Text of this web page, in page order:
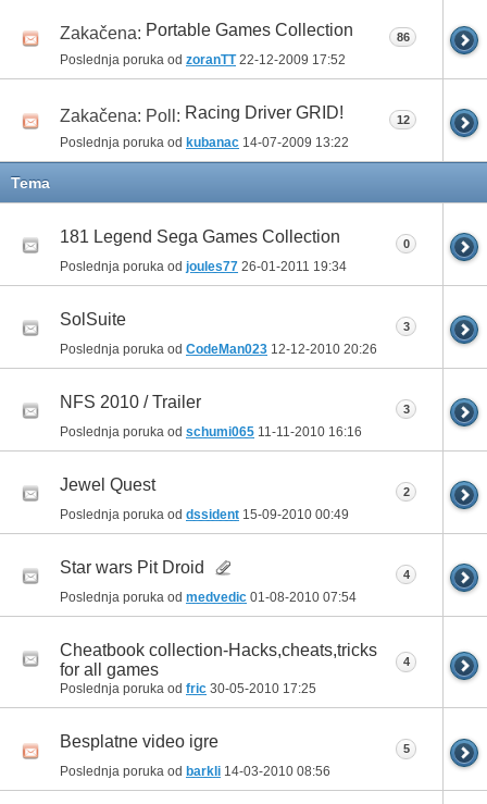
Zakačena: Portable Games Collection
Poslednja poruka od zoranTT 22-12-2009 17:52
86
Zakačena: Poll: Racing Driver GRID!
Poslednja poruka od kubanac 14-07-2009 13:22
12
Tema
181 Legend Sega Games Collection
Poslednja poruka od joules77 26-01-2011 19:34
0
SolSuite
Poslednja poruka od CodeMan023 12-12-2010 20:26
3
NFS 2010 / Trailer
Poslednja poruka od schumi065 11-11-2010 16:16
3
Jewel Quest
Poslednja poruka od dssident 15-09-2010 00:49
2
Star wars Pit Droid
Poslednja poruka od medvedic 01-08-2010 07:54
4
Cheatbook collection-Hacks,cheats,tricks
for all games
Poslednja poruka od fric 30-05-2010 17:25
4
Besplatne video igre
Poslednja poruka od barkli 14-03-2010 08:56
5